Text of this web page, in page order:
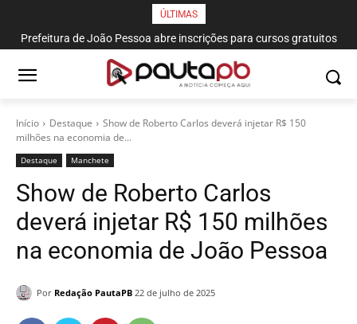
ÚLTIMAS
Prefeitura de João Pessoa abre inscrições para cursos gratuitos
de corte e costura, confeitaria e salgateria
Início Destaque
Show de Roberto Carlos deverá injetar R$ 150
milhões na economia de...
Destaque Manchete
Show de Roberto Carlos
deverá injetar R$ 150 milhões
na economia de João Pessoa
Por Redação PautaPB 22 de julho de 2025